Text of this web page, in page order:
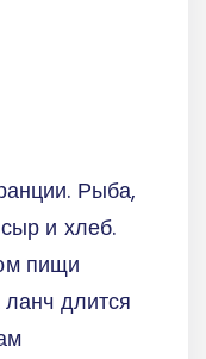
Рыба,
и хлеб.
пищи
длится